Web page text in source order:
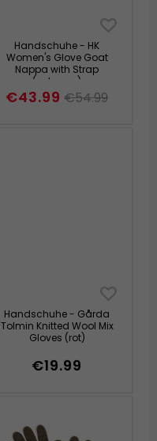
Handschuhe - HK
Women's Glove Goat
Nappa with Strap
(schwarz)
€43.99 €54.99
Handschuhe - Gårda
Tolmin Knitted Wool Mix
Gloves (rot)
€19.99